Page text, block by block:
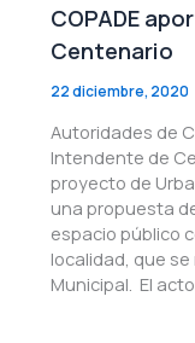
COPADE
Centenario
22 diciembre, 2020
Autoridades de
Intendente de
proyecto de
una propuesta
espacio público
localidad, que
Municipal. El